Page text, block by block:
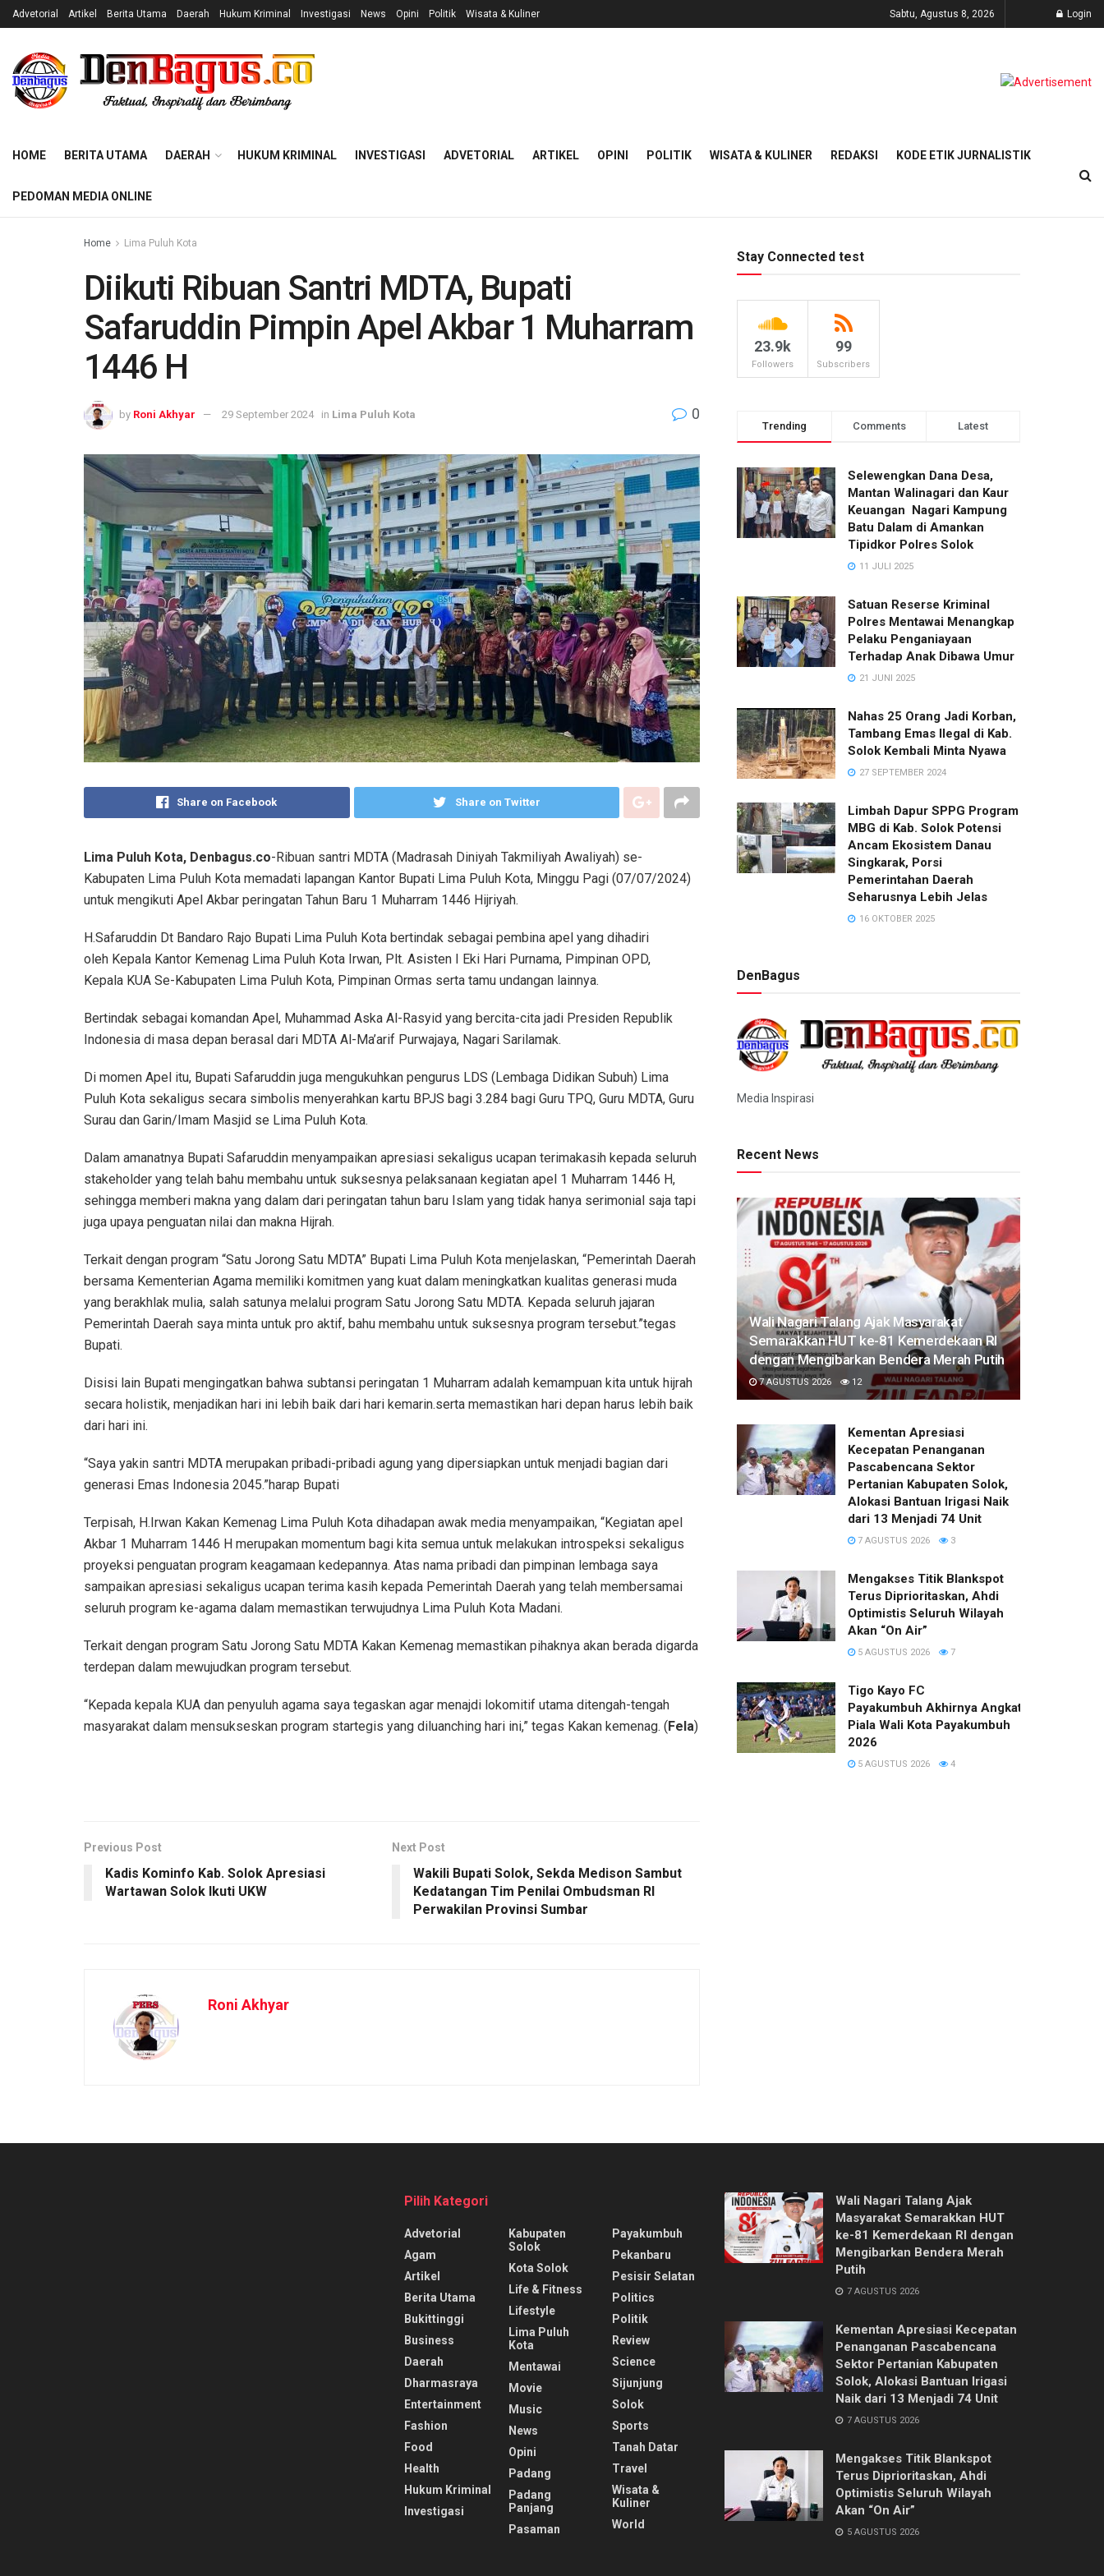
Advetorial Artikel Berita Utama Daerah Hukum Kriminal Investigasi News Opini Politik Wisata & Kuliner Sabtu, Agustus 8, 2026 Login
HOME BERITA UTAMA DAERAH HUKUM KRIMINAL INVESTIGASI ADVETORIAL ARTIKEL OPINI POLITIK WISATA & KULINER REDAKSI KODE ETIK JURNALISTIK
PEDOMAN MEDIA ONLINE
Home Lima Puluh Kota
Diikuti Ribuan Santri MDTA, Bupati
Safaruddin Pimpin Apel Akbar 1 Muharram
1446 H
by Roni Akhyar 29 September 2024 in Lima Puluh Kota 0
Share on Facebook Share on Twitter
Lima Puluh Kota, Denbagus.co-Ribuan santri MDTA (Madrasah Diniyah Takmiliyah Awaliyah) se-
Kabupaten Lima Puluh Kota memadati lapangan Kantor Bupati Lima Puluh Kota, Minggu Pagi (07/07/2024)
untuk mengikuti Apel Akbar peringatan Tahun Baru 1 Muharram 1446 Hijriyah.
H.Safaruddin Dt Bandaro Rajo Bupati Lima Puluh Kota bertindak sebagai pembina apel yang dihadiri
oleh Kepala Kantor Kemenag Lima Puluh Kota Irwan, Plt. Asisten I Eki Hari Purnama, Pimpinan OPD,
Kepala KUA Se-Kabupaten Lima Puluh Kota, Pimpinan Ormas serta tamu undangan lainnya.
Bertindak sebagai komandan Apel, Muhammad Aska Al-Rasyid yang bercita-cita jadi Presiden Republik
Indonesia di masa depan berasal dari MDTA Al-Ma’arif Purwajaya, Nagari Sarilamak.
Di momen Apel itu, Bupati Safaruddin juga mengukuhkan pengurus LDS (Lembaga Didikan Subuh) Lima
Puluh Kota sekaligus secara simbolis menyerahkan kartu BPJS bagi 3.284 bagi Guru TPQ, Guru MDTA, Guru
Surau dan Garin/Imam Masjid se Lima Puluh Kota.
Dalam amanatnya Bupati Safaruddin menyampaikan apresiasi sekaligus ucapan terimakasih kepada seluruh
stakeholder yang telah bahu membahu untuk suksesnya pelaksanaan kegiatan apel 1 Muharram 1446 H,
sehingga memberi makna yang dalam dari peringatan tahun baru Islam yang tidak hanya serimonial saja tapi
juga upaya penguatan nilai dan makna Hijrah.
Terkait dengan program “Satu Jorong Satu MDTA” Bupati Lima Puluh Kota menjelaskan, “Pemerintah Daerah
bersama Kementerian Agama memiliki komitmen yang kuat dalam meningkatkan kualitas generasi muda
yang berakhlak mulia, salah satunya melalui program Satu Jorong Satu MDTA. Kepada seluruh jajaran
Pemerintah Daerah saya minta untuk pro aktif, bahu membahu untuk suksesnya program tersebut.”tegas
Bupati.
Disisi lain Bupati mengingatkan bahwa subtansi peringatan 1 Muharram adalah kemampuan kita untuk hijrah
secara holistik, menjadikan hari ini lebih baik dari hari kemarin.serta memastikan hari depan harus lebih baik
dari hari ini.
“Saya yakin santri MDTA merupakan pribadi-pribadi agung yang dipersiapkan untuk menjadi bagian dari
generasi Emas Indonesia 2045.”harap Bupati
Terpisah, H.Irwan Kakan Kemenag Lima Puluh Kota dihadapan awak media menyampaikan, “Kegiatan apel
Akbar 1 Muharram 1446 H merupakan momentum bagi kita semua untuk melakukan introspeksi sekaligus
proyeksi penguatan program keagamaan kedepannya. Atas nama pribadi dan pimpinan lembaga saya
sampaikan apresiasi sekaligus ucapan terima kasih kepada Pemerintah Daerah yang telah membersamai
seluruh program ke-agama dalam memastikan terwujudnya Lima Puluh Kota Madani.
Terkait dengan program Satu Jorong Satu MDTA Kakan Kemenag memastikan pihaknya akan berada digarda
terdepan dalam mewujudkan program tersebut.
“Kepada kepala KUA dan penyuluh agama saya tegaskan agar menajdi lokomitif utama ditengah-tengah
masyarakat dalam mensukseskan program startegis yang diluanching hari ini,” tegas Kakan kemenag. (Fela)
Previous Post
Kadis Kominfo Kab. Solok Apresiasi
Wartawan Solok Ikuti UKW
Next Post
Wakili Bupati Solok, Sekda Medison Sambut
Kedatangan Tim Penilai Ombudsman RI
Perwakilan Provinsi Sumbar
Roni Akhyar
Stay Connected test
23.9k
Followers
99
Subscribers
Trending Comments Latest
Selewengkan Dana Desa,
Mantan Walinagari dan Kaur
Keuangan Nagari Kampung
Batu Dalam di Amankan
Tipidkor Polres Solok
11 JULI 2025
Satuan Reserse Kriminal
Polres Mentawai Menangkap
Pelaku Penganiayaan
Terhadap Anak Dibawa Umur
21 JUNI 2025
Nahas 25 Orang Jadi Korban,
Tambang Emas Ilegal di Kab.
Solok Kembali Minta Nyawa
27 SEPTEMBER 2024
Limbah Dapur SPPG Program
MBG di Kab. Solok Potensi
Ancam Ekosistem Danau
Singkarak, Porsi
Pemerintahan Daerah
Seharusnya Lebih Jelas
16 OKTOBER 2025
DenBagus
Media Inspirasi
Recent News
Wali Nagari Talang Ajak Masyarakat
Semarakkan HUT ke-81 Kemerdekaan RI
dengan Mengibarkan Bendera Merah Putih
7 AGUSTUS 2026 12
Kementan Apresiasi
Kecepatan Penanganan
Pascabencana Sektor
Pertanian Kabupaten Solok,
Alokasi Bantuan Irigasi Naik
dari 13 Menjadi 74 Unit
7 AGUSTUS 2026 3
Mengakses Titik Blankspot
Terus Diprioritaskan, Ahdi
Optimistis Seluruh Wilayah
Akan “On Air”
5 AGUSTUS 2026 7
Tigo Kayo FC
Payakumbuh Akhirnya Angkat Trofi
Piala Wali Kota Payakumbuh
2026
5 AGUSTUS 2026 4
Pilih Kategori
Advetorial
Agam
Artikel
Berita Utama
Bukittinggi
Business
Daerah
Dharmasraya
Entertainment
Fashion
Food
Health
Hukum Kriminal
Investigasi
Kabupaten
Solok
Kota Solok
Life & Fitness
Lifestyle
Lima Puluh
Kota
Mentawai
Movie
Music
News
Opini
Padang
Padang
Panjang
Pasaman
Payakumbuh
Pekanbaru
Pesisir Selatan
Politics
Politik
Review
Science
Sijunjung
Solok
Sports
Tanah Datar
Travel
Wisata &
Kuliner
World
Wali Nagari Talang Ajak
Masyarakat Semarakkan HUT
ke-81 Kemerdekaan RI dengan
Mengibarkan Bendera Merah
Putih
7 AGUSTUS 2026
Kementan Apresiasi Kecepatan
Penanganan Pascabencana
Sektor Pertanian Kabupaten
Solok, Alokasi Bantuan Irigasi
Naik dari 13 Menjadi 74 Unit
7 AGUSTUS 2026
Mengakses Titik Blankspot
Terus Diprioritaskan, Ahdi
Optimistis Seluruh Wilayah
Akan “On Air”
5 AGUSTUS 2026